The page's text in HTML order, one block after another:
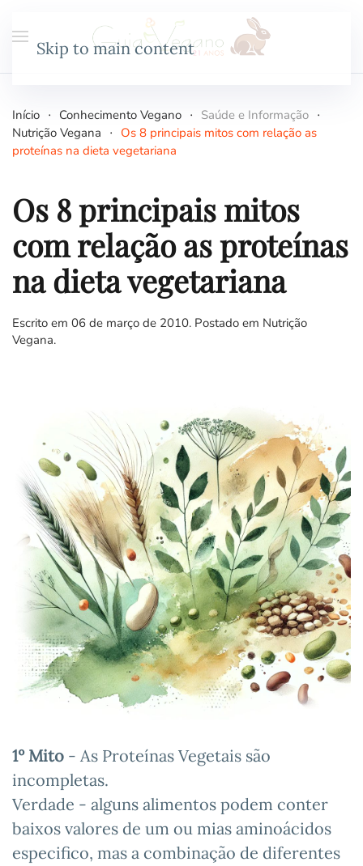
Skip to main content
Início Conhecimento Vegano
Saúde e Informação
Nutrição Vegana
Os 8 principais mitos com relação as
proteínas na dieta vegetariana
Os 8 principais mitos
com relação as proteínas
na dieta vegetariana
Escrito em 06 de março de 2010. Postado em Nutrição
Vegana.
1º Mito - As Proteínas Vegetais são
incompletas.
Verdade - alguns alimentos podem conter
baixos valores de um ou mias aminoácidos
especifico, mas a combinação de diferentes